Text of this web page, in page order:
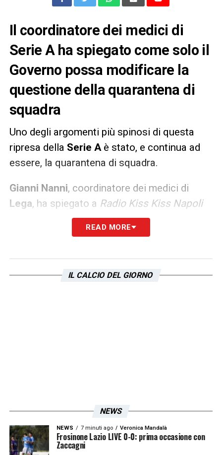
Il coordinatore dei medici di
Serie A ha spiegato come solo il
Governo possa modificare la
questione della quarantena di
squadra
Uno degli argomenti più spinosi di questa
ripresa della Serie Aè stato, e continua ad
essere, la quarantena di squadra.
Gianni Nanni, coordinatore dei medici di
Lega, ha spiegato a Radio Kiss Kiss Napoli
come eventualmente si possa modificare la
La quarantena resta un nodo
contagio siano davvero buoni. Se ci sarà un
Iscriviti gratis alla nostra
Newsletter
READ MORE
IL CALCIO DEL GIORNO
NEWS
NEWS 7 minuti ago Veronica Mandalà
Frosinone Lazio LIVE 0-0: prima occasione con
Zaccagni